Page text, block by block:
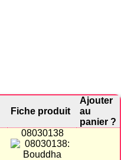
Fiche produit
Ajouter
au
panier ?
08030138